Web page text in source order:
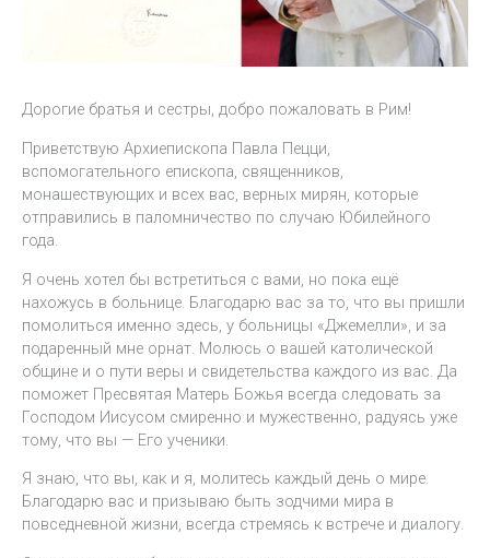
Дорогие братья и сестры, добро пожаловать в Рим!
Приветствую Архиепископа Павла Пецци,
вспомогательного епископа, священников,
монашествующих и всех вас, верных мирян, которые
отправились в паломничество по случаю Юбилейного
года.
Я очень хотел бы встретиться с вами, но пока ещё
нахожусь в больнице. Благодарю вас за то, что вы пришли
помолиться именно здесь, у больницы «Джемелли», и за
подаренный мне орнат. Молюсь о вашей католической
общине и о пути веры и свидетельства каждого из вас. Да
поможет Пресвятая Матерь Божья всегда следовать за
Господом Иисусом смиренно и мужественно, радуясь уже
тому, что вы — Его ученики.
Я знаю, что вы, как и я, молитесь каждый день о мире.
Благодарю вас и призываю быть зодчими мира в
повседневной жизни, всегда стремясь к встрече и диалогу.